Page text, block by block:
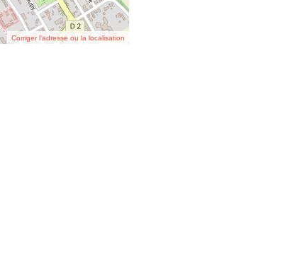
Corriger l’adresse ou la localisation